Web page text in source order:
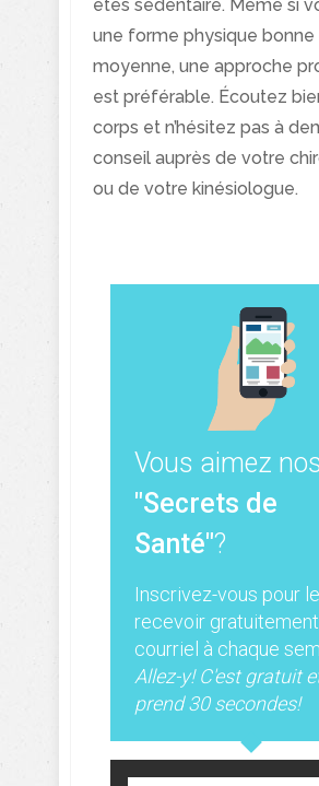
êtes sédentaire. Même si
une forme physique bonne
moyenne, une approche
est préférable. Écoutez
corps et n’hésitez pas à
conseil auprès de votre
ou de votre kinésiologue.
Vous aimez nos
"Secrets de
Santé"?
Inscrivez-vous pour
recevoir
courriel à chaque
Allez-y! C'est gratuit
prend 30 secondes!